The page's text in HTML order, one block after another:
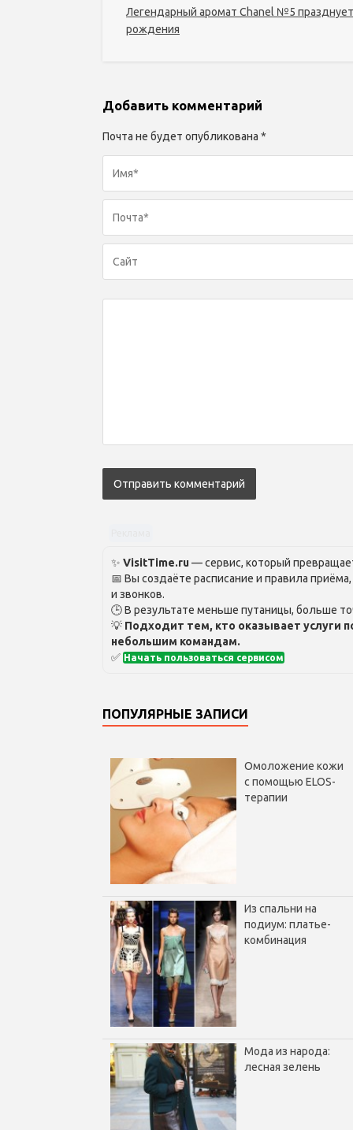
Легендарный аромат Chanel №5
рождения
Добавить комментарий
Почта не будет опубликована *
✨ VisitTime.ru— сервис, который
📅 Вы создаёте расписание и правила
и звонков.
🕒 В результате меньше путаницы, больше
💡 Подходит тем, кто оказывает услуги
небольшим командам.
✅ Начать пользоваться сервисом
ПОПУЛЯРНЫЕ ЗАПИСИ
Омоложение кожи
с помощью ELOS-
терапии
Из спальни на
подиум: платье-
комбинация
Мода из народа:
лесная зелень